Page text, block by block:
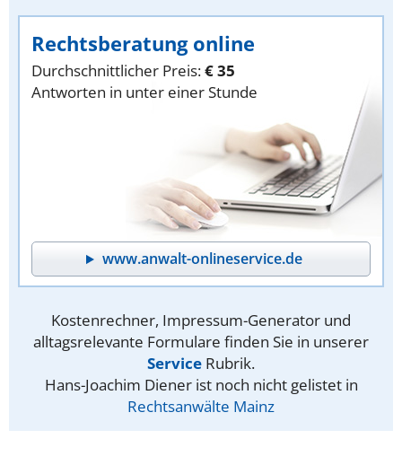
Rechtsberatung online
Durchschnittlicher Preis:€ 35
Antworten in unter einer Stunde
www.anwalt-onlineservice.de
Kostenrechner, Impressum-Generator und
alltagsrelevante Formulare finden Sie in unserer
Service Rubrik.
Hans-Joachim Diener ist noch nicht gelistet in
Rechtsanwälte Mainz